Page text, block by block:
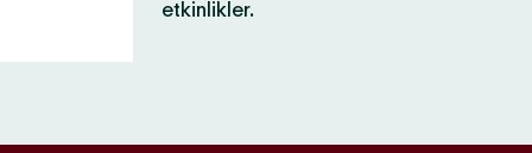
etkinlikler.